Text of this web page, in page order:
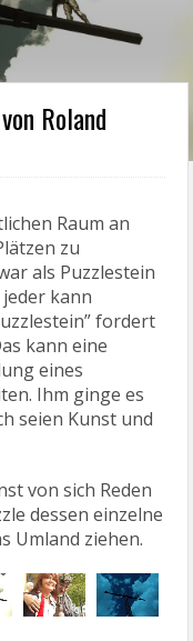
Roland
Raum an
zu
als Puzzlestein
kann
fordert
kann eine
eines
Ihm ginge es
seien Kunst und
von sich Reden
dessen einzelne
Umland ziehen.